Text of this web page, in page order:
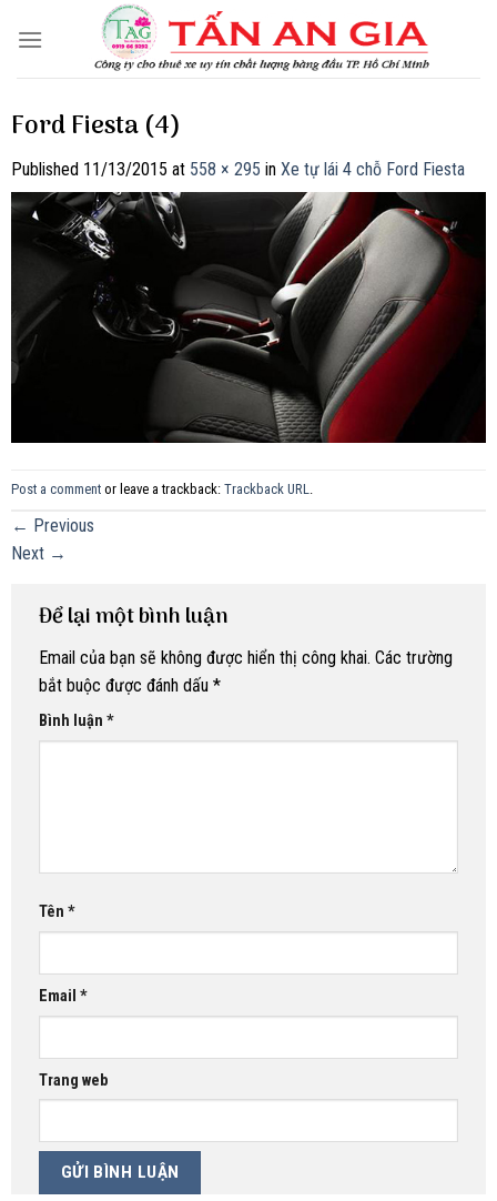
Ford Fiesta (4)
Published 11/13/2015 at 558 × 295 in Xe tự lái 4 chỗ Ford Fiesta
Post a comment or leave a trackback: Trackback URL
← Previous
Next →
Để lại một bình luận
Email của bạn sẽ không được hiển thị công khai. Các trường
bắt buộc được đánh dấu *
Bình luận *
Tên *
Email *
Trang web